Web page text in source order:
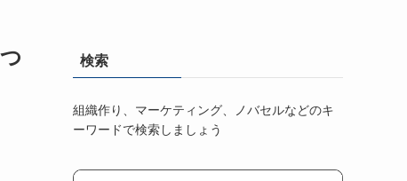
検索
組織作り、マーケティング、ノバセルなどのキ
ーワードで検索しましょう